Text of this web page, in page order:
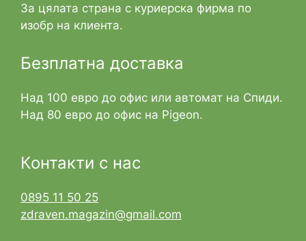
За цялата страна с куриерска фирма по
изобр на клиента.
Безплатна доставка
Над 100 евро до офис или автомат на Спиди.
Над 80 евро до офис на Pigeon.
Контакти с нас
0895 11 50 25
zdraven.magazin@gmail.com